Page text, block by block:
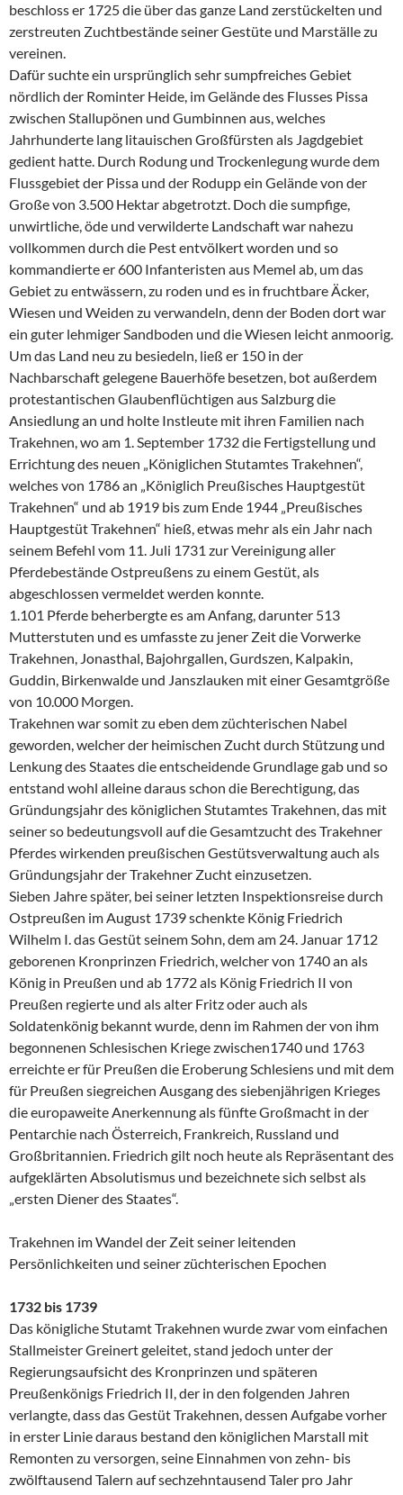
beschloss er 1725 die über das ganze Land zerstückelten und
zerstreuten Zuchtbestände seiner Gestüte und Marställe zu
vereinen.
Dafür suchte ein ursprünglich sehr sumpfreiches Gebiet
nördlich der Rominter Heide, im Gelände des Flusses Pissa
zwischen Stallupönen und Gumbinnen aus, welches
Jahrhunderte lang litauischen Großfürsten als Jagdgebiet
gedient hatte. Durch Rodung und Trockenlegung wurde dem
Flussgebiet der Pissa und der Rodupp ein Gelände von der
Große von 3.500 Hektar abgetrotzt. Doch die sumpfige,
unwirtliche, öde und verwilderte Landschaft war nahezu
vollkommen durch die Pest entvölkert worden und so
kommandierte er 600 Infanteristen aus Memel ab, um das
Gebiet zu entwässern, zu roden und es in fruchtbare Äcker,
Wiesen und Weiden zu verwandeln, denn der Boden dort war
ein guter lehmiger Sandboden und die Wiesen leicht anmoorig.
Um das Land neu zu besiedeln, ließ er 150 in der
Nachbarschaft gelegene Bauerhöfe besetzen, bot außerdem
protestantischen Glaubenflüchtigen aus Salzburg die
Ansiedlung an und holte Instleute mit ihren Familien nach
Trakehnen, wo am 1. September 1732 die Fertigstellung und
Errichtung des neuen „Königlichen Stutamtes Trakehnen“,
welches von 1786 an „Königlich Preußisches Hauptgestüt
Trakehnen“ und ab 1919 bis zum Ende 1944 „Preußisches
Hauptgestüt Trakehnen“ hieß, etwas mehr als ein Jahr nach
seinem Befehl vom 11. Juli 1731 zur Vereinigung aller
Pferdebestände Ostpreußens zu einem Gestüt, als
abgeschlossen vermeldet werden konnte.
1.101 Pferde beherbergte es am Anfang, darunter 513
Mutterstuten und es umfasste zu jener Zeit die Vorwerke
Trakehnen, Jonasthal, Bajohrgallen, Gurdszen, Kalpakin,
Guddin, Birkenwalde und Janszlauken mit einer Gesamtgröße
von 10.000 Morgen.
Trakehnen war somit zu eben dem züchterischen Nabel
geworden, welcher der heimischen Zucht durch Stützung und
Lenkung des Staates die entscheidende Grundlage gab und so
entstand wohl alleine daraus schon die Berechtigung, das
Gründungsjahr des königlichen Stutamtes Trakehnen, das mit
seiner so bedeutungsvoll auf die Gesamtzucht des Trakehner
Pferdes wirkenden preußischen Gestütsverwaltung auch als
Gründungsjahr der Trakehner Zucht einzusetzen.
Sieben Jahre später, bei seiner letzten Inspektionsreise durch
Ostpreußen im August 1739 schenkte König Friedrich
Wilhelm I. das Gestüt seinem Sohn, dem am 24. Januar 1712
geborenen Kronprinzen Friedrich, welcher von 1740 an als
König in Preußen und ab 1772 als König Friedrich II von
Preußen regierte und als alter Fritz oder auch als
Soldatenkönig bekannt wurde, denn im Rahmen der von ihm
begonnenen Schlesischen Kriege zwischen1740 und 1763
erreichte er für Preußen die Eroberung Schlesiens und mit dem
für Preußen siegreichen Ausgang des siebenjährigen Krieges
die europaweite Anerkennung als fünfte Großmacht in der
Pentarchie nach Österreich, Frankreich, Russland und
Großbritannien. Friedrich gilt noch heute als Repräsentant des
aufgeklärten Absolutismus und bezeichnete sich selbst als
„ersten Diener des Staates“.
Trakehnen im Wandel der Zeit seiner leitenden
Persönlichkeiten und seiner züchterischen Epochen
1732 bis 1739
Das königliche Stutamt Trakehnen wurde zwar vom einfachen
Stallmeister Greinert geleitet, stand jedoch unter der
Regierungsaufsicht des Kronprinzen und späteren
Preußenkönigs Friedrich II, der in den folgenden Jahren
verlangte, dass das Gestüt Trakehnen, dessen Aufgabe vorher
in erster Linie daraus bestand den königlichen Marstall mit
Remonten zu versorgen, seine Einnahmen von zehn- bis
zwölftausend Talern auf sechzehntausend Taler pro Jahr